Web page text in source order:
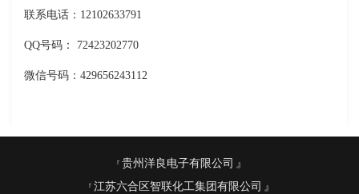
联系电话：12102633791
QQ号码： 72423202770
微信号码：429656243112
贵州洋良电子有限公司
江苏六合区智联化工集团有限公司